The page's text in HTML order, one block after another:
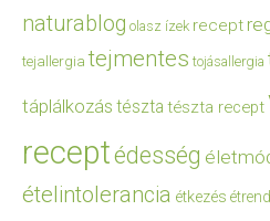
naturablog olasz ízek recept
tejallergia tejmentes tojásallergia
táplálkozás tészta tészta recept
receptédesség
ételintolerancia étkezés étrend